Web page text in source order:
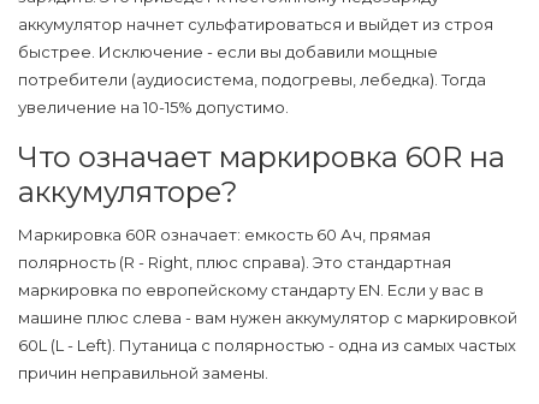
аккумулятор начнет сульфатироваться и выйдет из строя
быстрее. Исключение - если вы добавили мощные
потребители (аудиосистема, подогревы, лебедка). Тогда
увеличение на 10-15% допустимо.
Что означает маркировка 60R на
аккумуляторе?
Маркировка 60R означает: емкость 60 Ач, прямая
полярность (R - Right, плюс справа). Это стандартная
маркировка по европейскому стандарту EN. Если у вас в
машине плюс слева - вам нужен аккумулятор с маркировкой
60L (L - Left). Путаница с полярностью - одна из самых частых
причин неправильной замены.